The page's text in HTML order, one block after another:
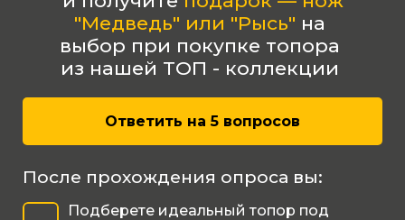
"Медведь" или "Рысь" на
выбор при покупке топора
из нашей ТОП - коллекции
Ответить на 5 вопросов
После прохождения опроса вы:
Подберете идеальный топор под